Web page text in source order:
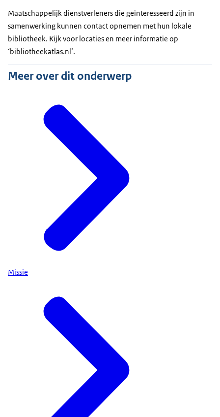
Maatschappelijk dienstverleners die geïnteresseerd zijn in
samenwerking kunnen contact opnemen met hun lokale
bibliotheek. Kijk voor locaties en meer informatie op
‘bibliotheekatlas.nl’.
Meer over dit onderwerp
Missie